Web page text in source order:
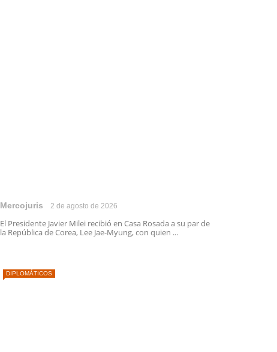
Mercojuris 2 de agosto de 2026
El Presidente Javier Milei recibió en Casa Rosada a su par de
la República de Corea, Lee Jae-Myung, con quien ...
DIPLOMÁTICOS